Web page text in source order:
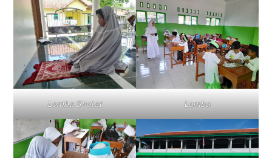
Lomba Sholat Lomba